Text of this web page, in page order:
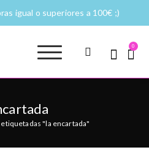
igual o superiores a 100€ ;)
0
"la encartada"